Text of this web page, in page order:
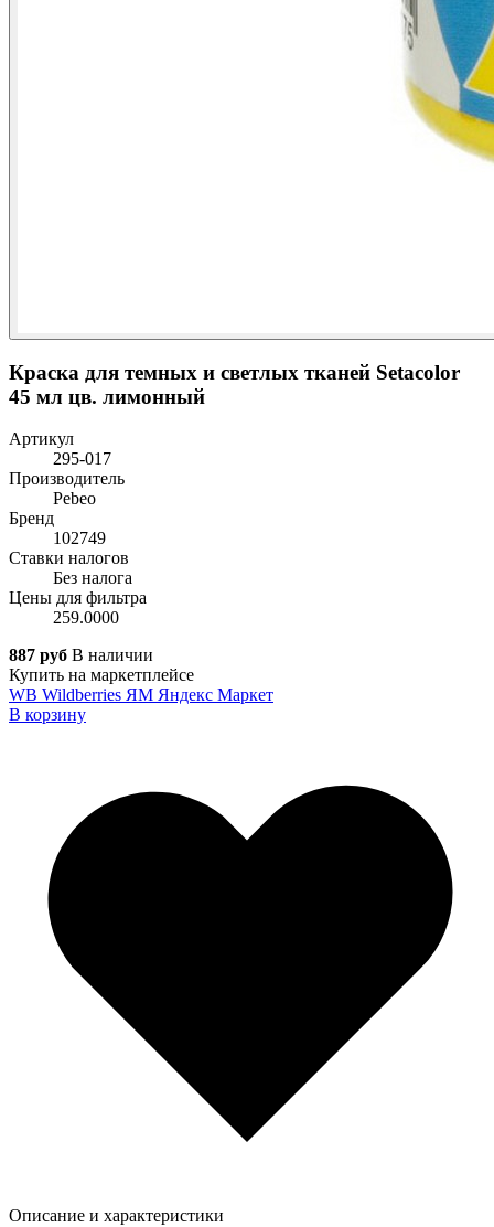
Краска для темных и светлых тканей Setacolor
45 мл цв. лимонный
Артикул
295-017
Производитель
Pebeo
Бренд
102749
Ставки налогов
Без налога
Цены для фильтра
259.0000
887 руб В наличии
Купить на маркетплейсе
WB Wildberries ЯМ Яндекс Маркет
В корзину
Описание и характеристики